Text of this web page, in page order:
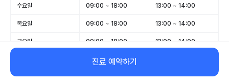
수요일 09:00 ~ 18:00 13:00 ~ 14:00
목요일 09:00 ~ 18:00 13:00 ~ 14:00
금요일 09:00 ~ 18:00 13:00 ~ 14:00
09:00 ~ 14:00
일요일 휴무 -
진료 예약하기